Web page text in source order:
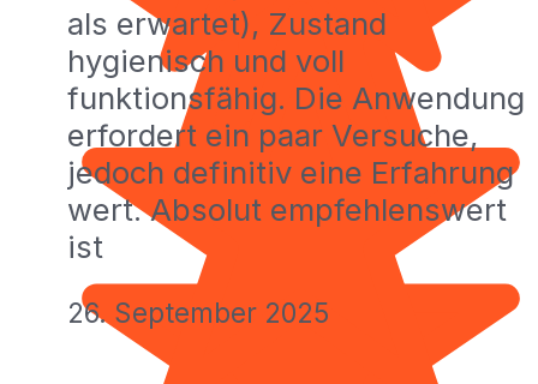
als erwartet), Zustand
hygienisch und voll
funktionsfähig. Die Anwendung
erfordert ein paar Versuche,
jedoch definitiv eine Erfahrung
wert. Absolut empfehlenswert
ist
26. September 2025